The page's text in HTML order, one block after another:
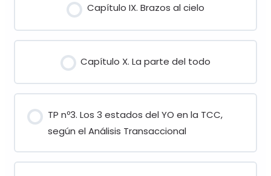
Capítulo IX. Brazos al cielo
Capítulo X. La parte del todo
TP nº3. Los 3 estados del YO en la TCC,
según el Análisis Transaccional